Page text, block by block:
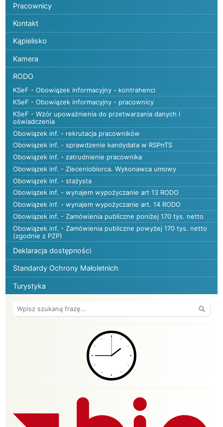
Pracownicy
Kontakt
Kąpielisko
Kamera
RODO
KSeF - Obowiązek informacyjny - kontrahenci
KSeF - Obowiązek informacyjny - pracownicy
KSeF - Wzór upoważnienia do przetwarzania danych i
oświadczenia
Obowiązek inf. - rekrutacja pracowników
Obowiązek inf. - sprawdzenie kandydata w RSPnTS
Obowiązek inf. - zatrudnienie pracownika
Obowiązek inf. - Zleceniobiorca. Wykonawca umowy
Obowiązek inf. - stażysta
Obowiązek inf. - wynajem wypożyczanie art 13 RODO
Obowiązek inf. - wynajem wypożyczanie art. 14 RODO
Obowiązek inf. - Zamówienia publiczne poniżej 170 tys. netto
Obowiązek inf. - Zamówienia publiczne powyżej 170 tys. netto
(zgodnie z PZP)
Deklaracja dostępności
Standardy Ochrony Małoletnich
Turystyka
BIP ośrodka GOSiR